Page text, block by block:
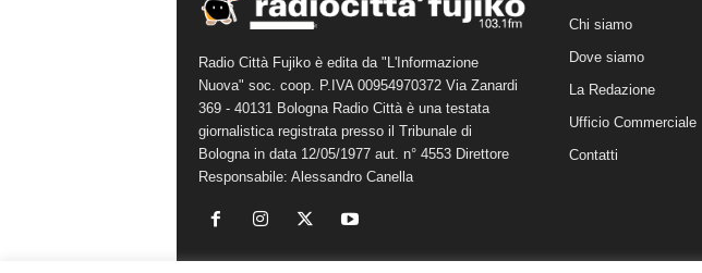
Radio Città Fujiko è edita da "L'Informazione
Nuova" soc. coop. P.IVA 00954970372 Via Zanardi
369 - 40131 Bologna Radio Città è una testata
giornalistica registrata presso il Tribunale di
Bologna in data 12/05/1977 aut. n° 4553 Direttore
Responsabile: Alessandro Canella
Chi siamo
Dove siamo
La Redazione
Ufficio Commerciale
Contatti